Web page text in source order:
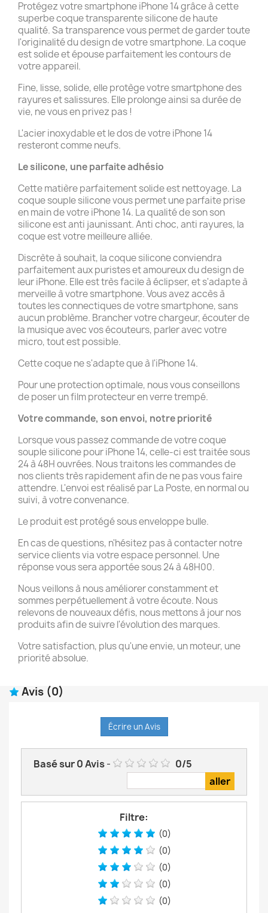
Protégez votre smartphone iPhone 14 grâce à cette
superbe coque transparente silicone de haute
qualité. Sa transparence vous permet de garder toute
l'originalité du design de votre smartphone. La coque
est solide et épouse parfaitement les contours de
votre appareil.
Fine, lisse, solide, elle protège votre smartphone des
rayures et salissures. Elle prolonge ainsi sa durée de
vie, ne vous en privez pas !
L'acier inoxydable et le dos de votre iPhone 14
resteront comme neufs.
Le silicone, une parfaite adhésio
Cette matière parfaitement solide est nettoyage. La
coque souple silicone vous permet une parfaite prise
en main de votre iPhone 14. La qualité de son son
silicone est anti jaunissant. Anti choc, anti rayures, la
coque est votre meilleure alliée.
Discrète à souhait, la coque silicone conviendra
parfaitement aux puristes et amoureux du design de
leur iPhone. Elle est très facile à éclipser, et s'adapte à
merveille à votre smartphone. Vous avez accès à
toutes les connectiques de votre smartphone, sans
aucun problème. Brancher votre chargeur, écouter de
la musique avec vos écouteurs, parler avec votre
micro, tout est possible.
Cette coque ne s'adapte que à l'iPhone 14.
Pour une protection optimale, nous vous conseillons
de poser un film protecteur en verre trempé.
Votre commande, son envoi, notre priorité
Lorsque vous passez commande de votre coque
souple silicone pour iPhone 14, celle-ci est traitée sous
24 à 48H ouvrées. Nous traitons les commandes de
nos clients très rapidement afin de ne pas vous faire
attendre. L'envoi est réalisé par La Poste, en normal ou
suivi, à votre convenance.
Le produit est protégé sous enveloppe bulle.
En cas de questions, n'hésitez pas à contacter notre
service clients via votre espace personnel. Une
réponse vous sera apportée sous 24 à 48H00.
Nous veillons à nous améliorer constamment et
sommes perpétuellement à votre écoute. Nous
relevons de nouveaux défis, nous mettons à jour nos
produits afin de suivre l'évolution des marques.
Votre satisfaction, plus qu'une envie, un moteur, une
priorité absolue.
Avis (0)
Écrire un Avis
Basé sur0Avis- 0/5
Filtre:
(0)
(0)
(0)
(0)
(0)